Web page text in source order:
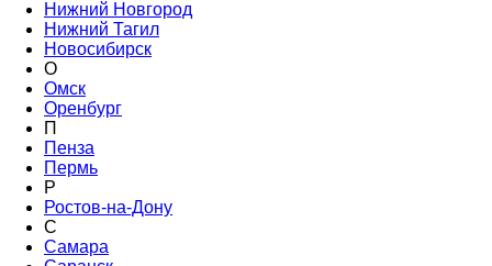
Нижний Новгород
Нижний Тагил
Новосибирск
О
Омск
Оренбург
П
Пенза
Пермь
Р
Ростов-на-Дону
С
Самара